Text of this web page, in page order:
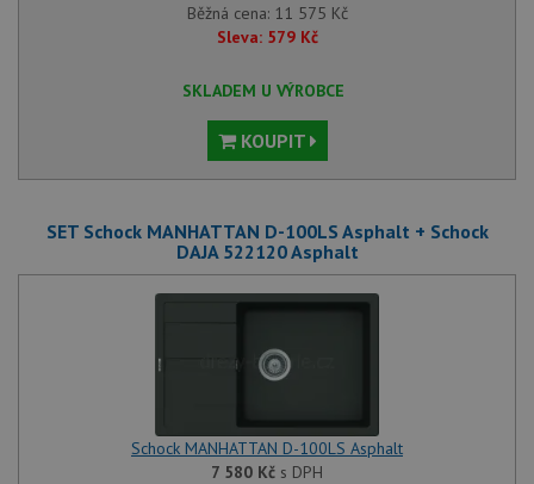
Běžná cena: 11 575 Kč
Sleva: 579 Kč
SKLADEM U VÝROBCE
KOUPIT
SET Schock MANHATTAN D-100LS Asphalt + Schock
DAJA 522120 Asphalt
Schock MANHATTAN D-100LS Asphalt
7 580 Kč s DPH